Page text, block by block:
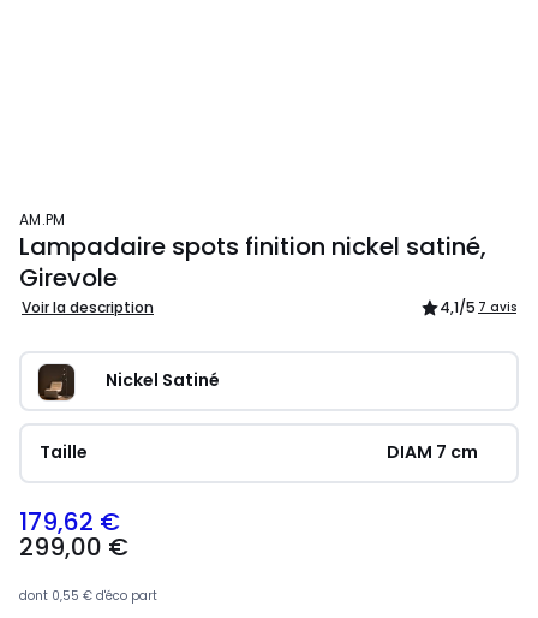
AM.PM
Lampadaire spots finition nickel satiné,
Girevole
Voir la description 4,1/5 7 avis
Nickel Satiné
Taille DIAM 7 cm
179,62 €
299,00 €
dont 0,55 € d'éco part